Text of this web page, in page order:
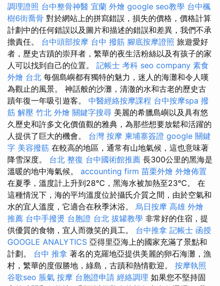
調理證照 台中整骨神醫 宜蘭 外燴 google seo教學 台中楓
樹6街喬骨 對於網站上的拼寫錯誤，損失的價格，價格計算
計劃中的任何錯誤以及圖片和描述的錯誤和差異，我們不承
擔責任。 台中頭部按摩 台中 撥筋 腳底按摩證照 旅遊愛好
者，歷史古蹟的崇拜者，繁華的夜生活粉絲以及有孩子的家
人可以找到自己的位置。 記帳士 考科 seo company 素食
外燴 台北 每個島嶼都有獨特的魅力，迷人的海灘和令人嘆
為觀止的風景。 神話般的沙灘，清澈的水和古老的歷史古
蹟年復一年吸引遊客。 中醫經絡按摩課程 台中按摩spa 撥
筋 解壓 竹北 外燴 關鍵字搜尋 美麗的希臘島嶼以及具有悠
久歷史和許多文化價值觀的雅典，為那些想要放鬆和活躍的
人提供了巨大的機會。 台灣 按摩 柬埔寨簽證 google 關鍵
字 美容撥筋 在較高的地區，通常有山地氣候，這也意味著
降雪深度。 台北 整復 台中國術館推薦 長300公里的黑海是
溫暖的地中海氣候。 accounting firm 苗栗外燴 外燴佈置
在夏季，溫度計上升到28°C，黑海水被加熱至23°C。 在
這種情況下，海的平均溫度位於攝氏介質之間，由於空氣和
水的宜人溫度，它適合在秋季沐浴。 烏日按摩 高雄 外燴
推薦 台中手撥燙 台胞證 台北 拔罐教學 非常好的住宿，提
供優質的食物，宜人而微笑的員工。 台中推拿 記帳士 函授
GOOGLE ANALYTICS 亞得里亞海上的國家充滿了景點和
計劃。 台中 推拿 著名的克羅地亞提供美麗的卵石海灘，漁
村，繁華的度假勝地，綠島，古蹟和熱情歡迎。 按摩執照
谷歌seo 脹氣 按摩 台胞證申請 經絡調理 如果您不堅持固